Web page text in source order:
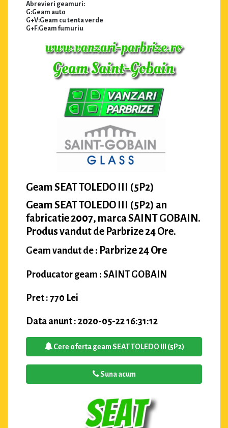
Abrevieri geamuri:
G:Geam auto
G+V:Geam cu tenta verde
G+F:Geam fumuriu
Geam SEAT TOLEDO III (5P2)
Geam SEAT TOLEDO III (5P2) an
fabricatie 2007, marca SAINT GOBAIN.
Produs vandut de Parbrize 24 Ore.
Geam vandut de : Parbrize 24 Ore
Producator geam : SAINT GOBAIN
Pret : 770 Lei
Data anunt : 2020-05-22 16:31:12
Cere oferta geam SEAT TOLEDO III (5P2)
Suna acum